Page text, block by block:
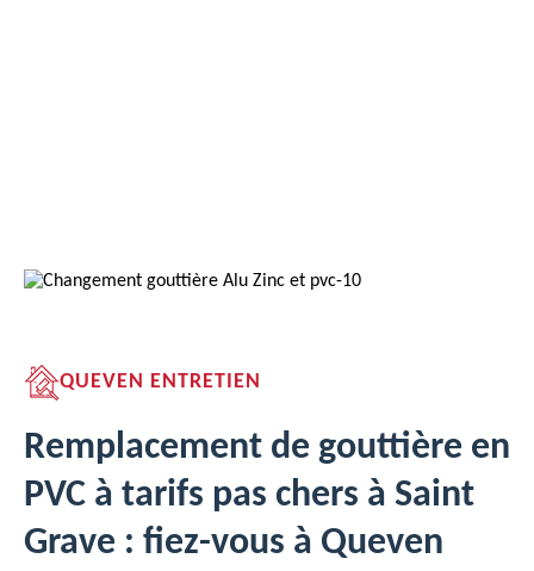
QUEVEN ENTRETIEN
Remplacement de gouttière en
PVC à tarifs pas chers à Saint
Grave : fiez-vous à Queven